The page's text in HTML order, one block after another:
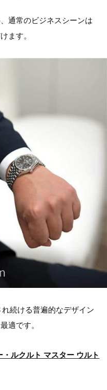
通常のビジネスシーンは
ます。
続ける普遍的なデザイン
適です。
ルクルト マスター ウルト